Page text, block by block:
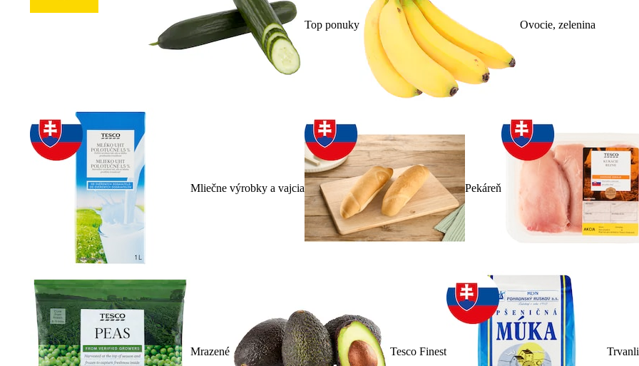
Top ponuky Ovocie, zelenina
Mliečne výrobky a vajcia Pekáreň
Mrazené Tesco Finest